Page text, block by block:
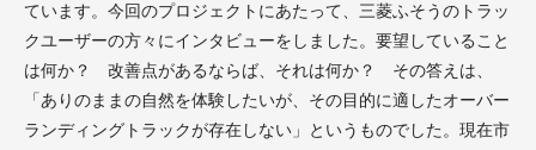
ています。今回のプロジェクトにあたって、三菱ふそうのトラッ
クユーザーの方々にインタビューをしました。要望していること
は何か？ 改善点があるならば、それは何か？ その答えは、
「ありのままの自然を体験したいが、その目的に適したオーバー
ランディングトラックが存在しない」というものでした。現在市